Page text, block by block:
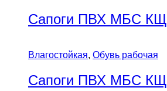
Сапоги ПВХ МБС
Влагостойкая, Обувь рабочая
Сапоги ПВХ МБС